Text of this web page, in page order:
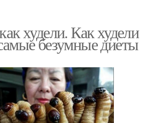
худели. Как худели
безумные диеты